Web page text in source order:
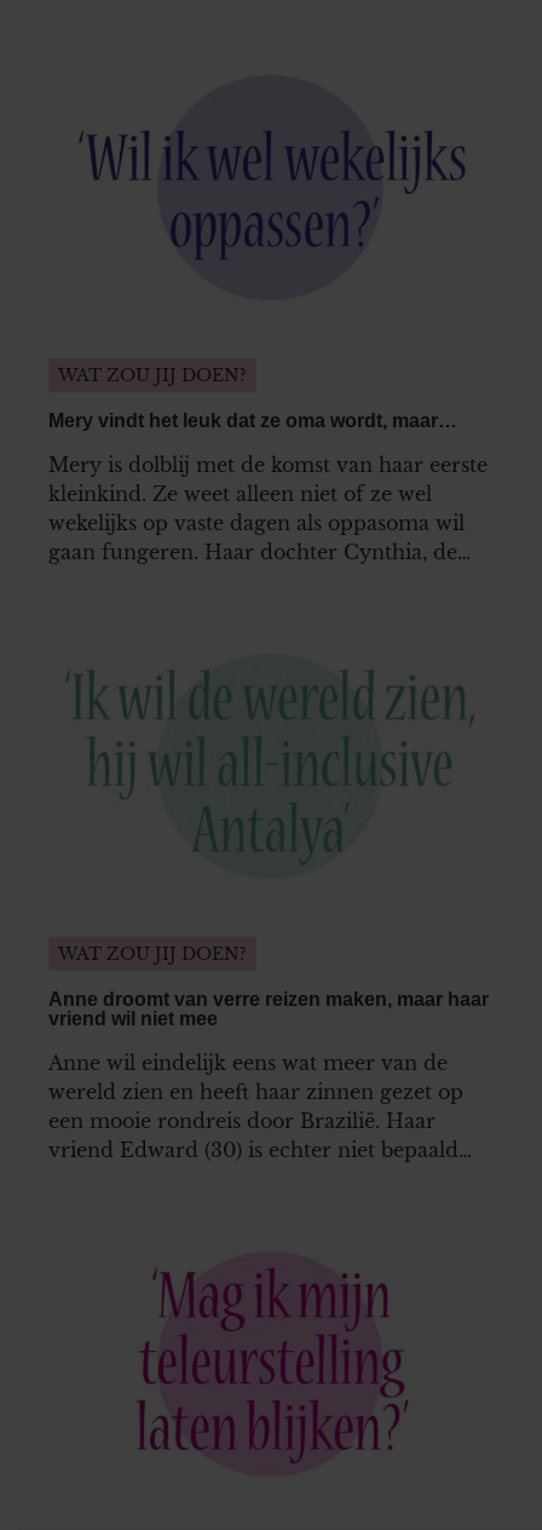
WAT ZOU JIJ DOEN?
Mery vindt het leuk dat ze oma wordt, maar…
Mery is dolblij met de komst van haar eerste
kleinkind. Ze weet alleen niet of ze wel
wekelijks op vaste dagen als oppasoma wil
gaan fungeren. Haar dochter Cynthia, de
WAT ZOU JIJ DOEN?
Anne droomt van verre reizen maken, maar haar
vriend wil niet mee
Anne wil eindelijk eens wat meer van de
wereld zien en heeft haar zinnen gezet op
een mooie rondreis door Brazilië. Haar
vriend Edward (30) is echter niet bepaald